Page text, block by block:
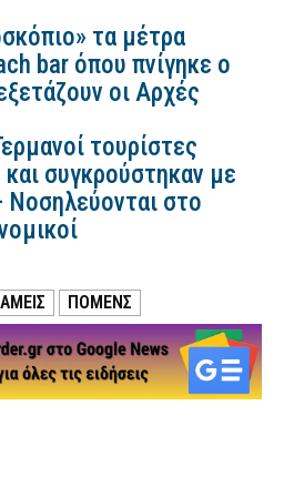
τα μέτρα
bar όπου πνίγηκε ο
οι Αρχές
τουρίστες
συγκρούστηκαν με
στο
ΠΟΜΕΝΣ